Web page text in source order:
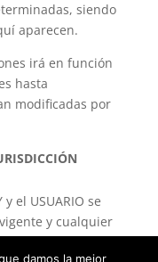
siendo
aparecen.
irá en función
hasta
modificadas por
el USUARIO se
y cualquier
y tribunales
damos la mejor